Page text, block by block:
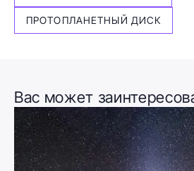
ПРОТОПЛАНЕТНЫЙ ДИСК
Вас может